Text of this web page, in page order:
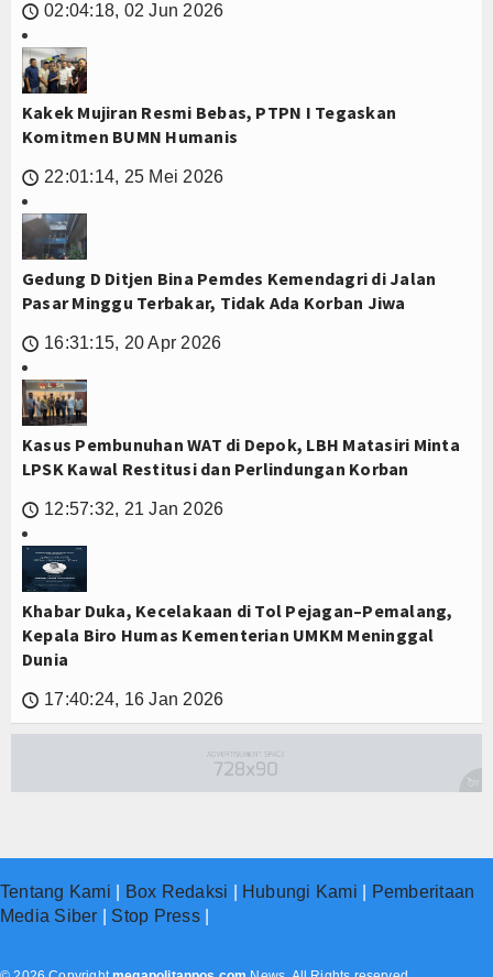
🕔 02:04:18, 02 Jun 2026
Kakek Mujiran Resmi Bebas, PTPN I Tegaskan
Komitmen BUMN Humanis
🕔 22:01:14, 25 Mei 2026
Gedung D Ditjen Bina Pemdes Kemendagri di Jalan
Pasar Minggu Terbakar, Tidak Ada Korban Jiwa
🕔 16:31:15, 20 Apr 2026
Kasus Pembunuhan WAT di Depok, LBH Matasiri Minta
LPSK Kawal Restitusi dan Perlindungan Korban
🕔 12:57:32, 21 Jan 2026
Khabar Duka, Kecelakaan di Tol Pejagan–Pemalang,
Kepala Biro Humas Kementerian UMKM Meninggal
Dunia
🕔 17:40:24, 16 Jan 2026
Tentang Kami Box Redaksi Hubungi Kami
Pemberitaan
Media Siber
Stop Press|